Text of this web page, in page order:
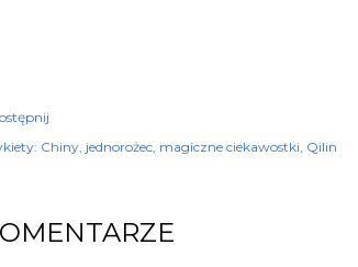
Chiny jednorożec magiczne ciekawostki Qilin